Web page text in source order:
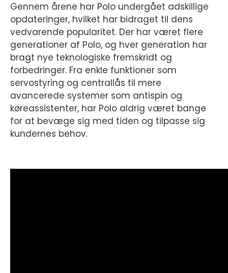
Gennem årene har Polo undergået adskillige
opdateringer, hvilket har bidraget til dens
vedvarende popularitet. Der har været flere
generationer af Polo, og hver generation har
bragt nye teknologiske fremskridt og
forbedringer. Fra enkle funktioner som
servostyring og centrallås til mere
avancerede systemer som antispin og
køreassistenter, har Polo aldrig været bange
for at bevæge sig med tiden og tilpasse sig
kundernes behov.